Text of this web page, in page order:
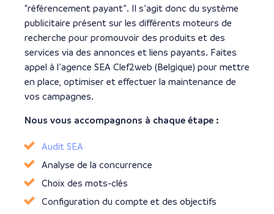
“référencement payant”. Il s’agit donc du système
publicitaire présent sur les différents moteurs de
recherche pour promouvoir des produits et des
services via des annonces et liens payants. Faites
appel à l’agence SEA Clef2web (Belgique) pour mettre
en place, optimiser et effectuer la maintenance de
vos campagnes.
Nous vous accompagnons à chaque étape :
Audit SEA
Analyse de la concurrence
Choix des mots-clés
Configuration du compte et des objectifs